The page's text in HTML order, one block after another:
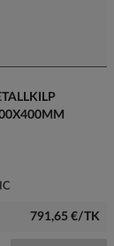
791,65 €/TK